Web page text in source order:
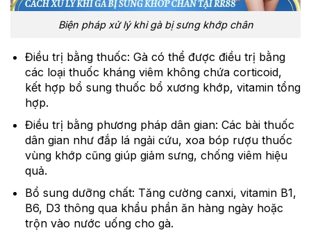
Biện pháp xử lý khi gà bị sưng khớp chân
Điều trị bằng thuốc: Gà có thể được điều trị bằng
các loại thuốc kháng viêm không chứa corticoid,
kết hợp bổ sung thuốc bổ xương khớp, vitamin tổng
hợp.
Điều trị bằng phương pháp dân gian: Các bài thuốc
dân gian như đắp lá ngải cứu, xoa bóp rượu thuốc
vùng khớp cũng giúp giảm sưng, chống viêm hiệu
quả.
Bổ sung dưỡng chất: Tăng cường canxi, vitamin B1,
B6, D3 thông qua khẩu phần ăn hàng ngày hoặc
trộn vào nước uống cho gà.